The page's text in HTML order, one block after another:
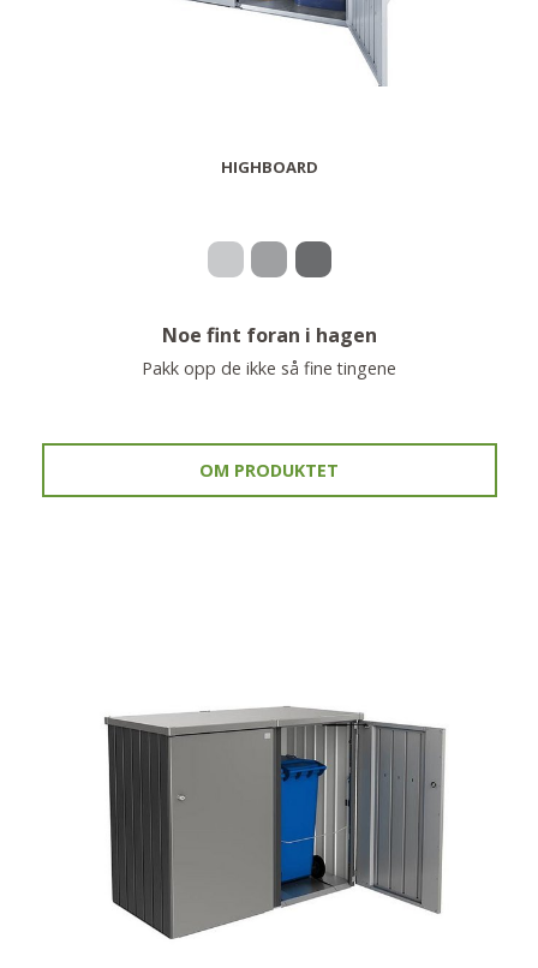
HIGHBOARD
Noe fint foran i hagen
Pakk opp de ikke så fine tingene
OM PRODUKTET